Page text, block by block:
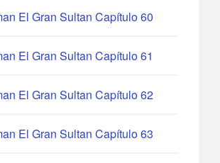
El Gran Sultan Capítulo 60
El Gran Sultan Capítulo 61
El Gran Sultan Capítulo 62
El Gran Sultan Capítulo 63